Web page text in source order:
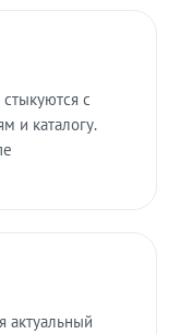
с
и каталогу.
актуальный